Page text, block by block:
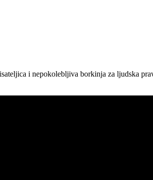
i nepokolebljiva borkinja za ljudska